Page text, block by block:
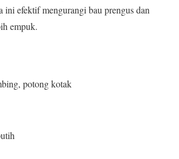
ini efektif mengurangi bau prengus dan
empuk.
potong kotak